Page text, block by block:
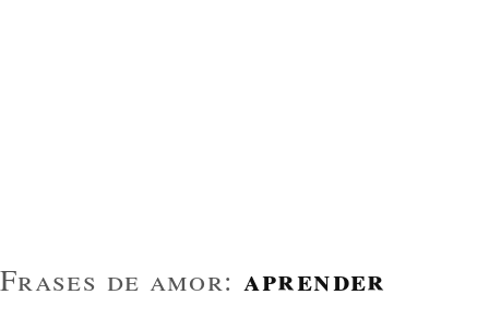
Frases de amor: aprender